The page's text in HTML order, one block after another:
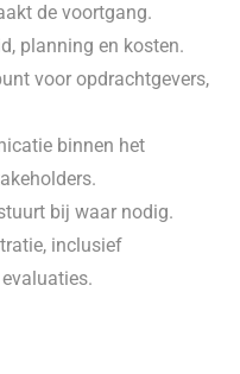
de voortgang.
planning en kosten.
voor opdrachtgevers,
binnen het
bij waar nodig.
inclusief